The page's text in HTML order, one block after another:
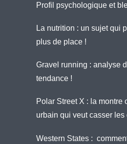
Profil psychologique et
La nutrition : un sujet qui
plus de place !
Gravel running : analyse
tendance !
Polar Street X : la montre
urbain qui veut casser les
Western States :